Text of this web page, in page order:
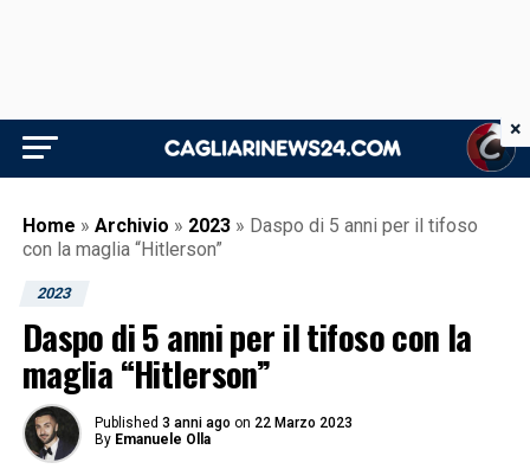
Home » Archivio » 2023 » Daspo di 5 anni per il tifoso
con la maglia “Hitlerson”
2023
Daspo di 5 anni per il tifoso con la
maglia “Hitlerson”
Published 3 anni ago on 22 Marzo 2023
By Emanuele Olla
×